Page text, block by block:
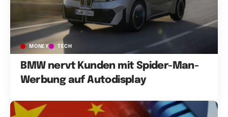
MONEY TECH
BMW nervt Kunden mit Spider-Man-
Werbung auf Autodisplay